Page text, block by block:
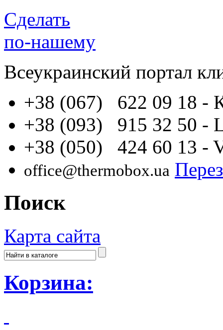
Сделать
по-нашему
Всеукраинский портал
+38 (067) 622 09 18 -
+38 (093) 915 32 50 -
+38 (050) 424 60 13 -
office@thermobox.ua
Поиск
Карта сайта
Корзина: